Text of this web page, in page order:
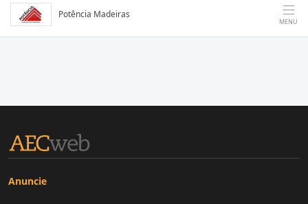
Potência Madeiras
MENU
Anuncie